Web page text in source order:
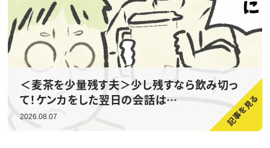
＜麦茶を少量残す夫＞少し残すなら飲み切っ
て！ケンカをした翌日の会話は…
2026.08.07